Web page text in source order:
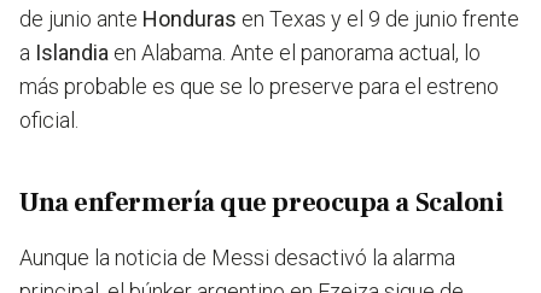
de junio ante Honduras en Texas y el 9 de junio frente
a Islandia en Alabama. Ante el panorama actual, lo
más probable es que se lo preserve para el estreno
oficial.
Una enfermería que preocupa a Scaloni
Aunque la noticia de Messi desactivó la alarma